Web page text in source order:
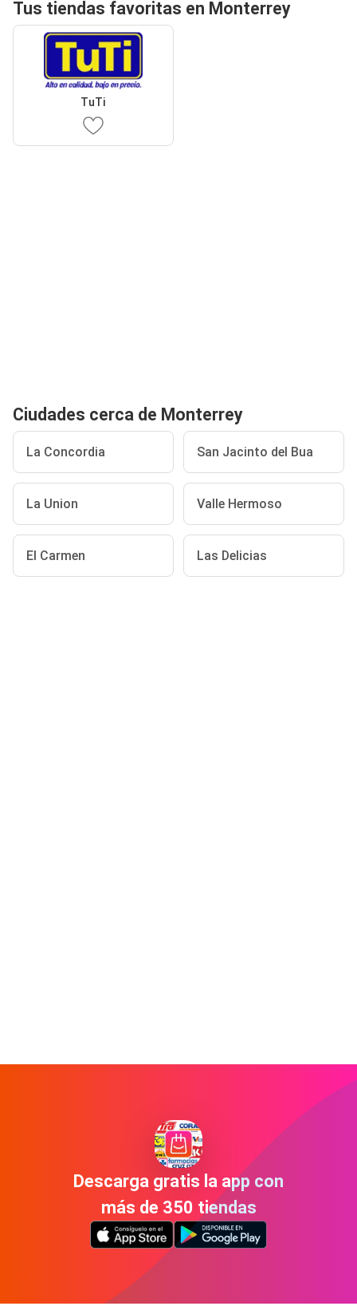
Tus tiendas favoritas en Monterrey
TuTi
Ciudades cerca de Monterrey
La Concordia San Jacinto del Bua
La Union Valle Hermoso
El Carmen Las Delicias
Descarga gratis la app con
más de 350 tiendas